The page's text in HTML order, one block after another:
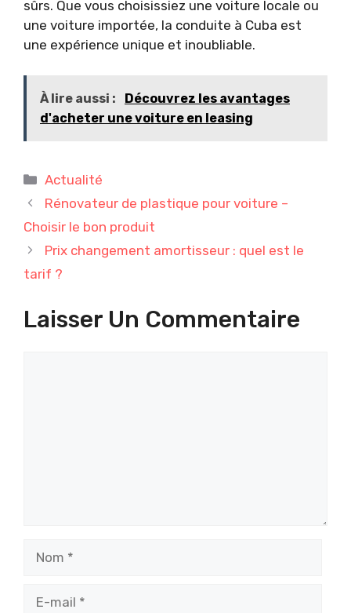
sûrs. Que vous choisissiez une voiture locale ou
une voiture importée, la conduite à Cuba est
une expérience unique et inoubliable.
À lire aussi :
Découvrez les avantages
d'acheter une voiture en leasing
Catégories
Actualité
Rénovateur de plastique pour voiture –
Choisir le bon produit
Prix changement amortisseur : quel est le
tarif ?
Laisser Un Commentaire